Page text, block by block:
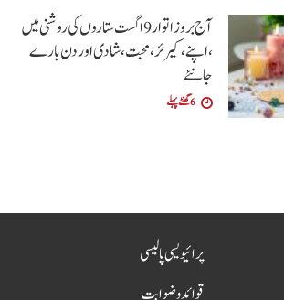
آج بروز اتوار9 اگست ستاروں کی روشنی میں
،اپنے،کیرئر،محبت ،شادی اور دن بارے
جانئے
6 گھنٹے پہلے
پرائیویسی پالیسی
قوائد و ضوابت